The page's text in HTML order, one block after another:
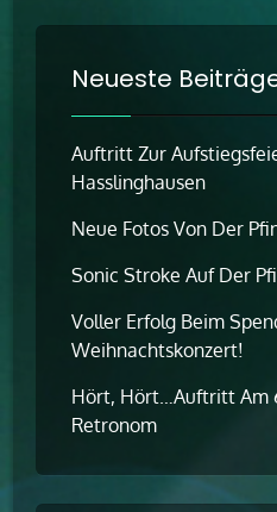
Neueste
Auftritt Zur
Hasslinghausen
Neue Fotos Von Der
Sonic Stroke Auf Der
Voller Erfolg Beim
Weihnachtskonzert!
Hört, Hört…Auftritt Am
Retronom